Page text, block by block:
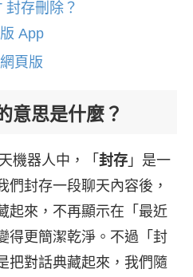
封存刪除？
App
頁版
意思是什麼？
機器人中，「 封存 」是一
們封存一段聊天內容後，
起來，不再顯示在「最近
得更簡潔乾淨。不過「封
把對話典藏起來，我們隨